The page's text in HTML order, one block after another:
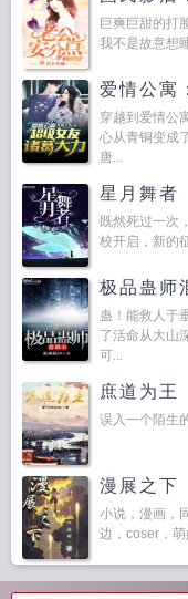
巨爽巨甜的
我不是故意
爱情公寓
穿越到爱情公
心从青铜变成
唐...
星月舞者
既然死过一次
校开启，新的
极品蛊师
蛊！能救人于
了活命从大山
可...
庶道为王
误入一个陌生
漫展之下
小说，漫画，
边，coser，